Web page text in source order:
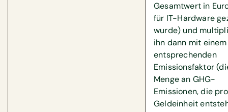
Gesamtwert in
für IT-Hardware
wurde) und
ihn dann mit einem
entsprechenden
Emissionsfaktor
Menge an GHG-
Emissionen, die pro
Geldeinheit